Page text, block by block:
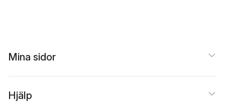
Mina sidor
Hjälp